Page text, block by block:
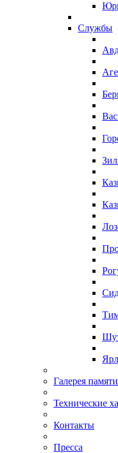
Службы
Галерея памяти
Технические
Контакты
Пресса